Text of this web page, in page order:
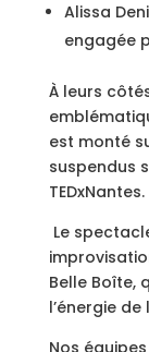
Alissa
engagée
À leurs
est monté
suspendus
TEDxNantes.
Le
Belle Boîte,
l’énergie de
Nos